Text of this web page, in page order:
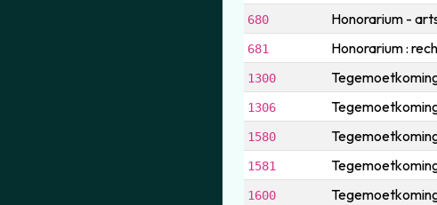
680 Honorarium -
681 Honorarium :
1300
1306
1580
1581
1600